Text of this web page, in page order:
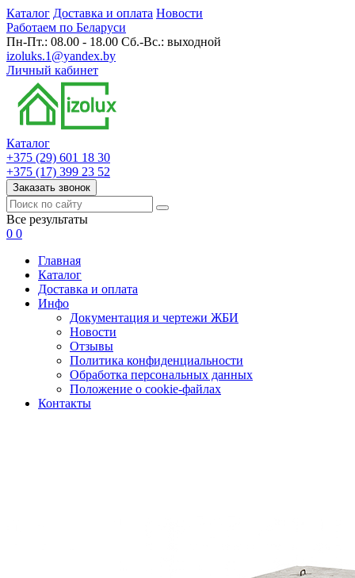
Каталог Доставка и оплата Новости
Работаем по Беларуси
Пн-Пт.: 08.00 - 18.00 Сб.-Вс.: выходной
izoluks.1@yandex.by
Личный кабинет
Каталог
+375 (29) 601 18 30
+375 (17) 399 23 52
Заказать звонок
Все результаты
0 0
Главная
Каталог
Доставка и оплата
Инфо
Документация и чертежи ЖБИ
Новости
Отзывы
Политика конфиденциальности
Обработка персональных данных
Положение о cookie-файлах
Контакты